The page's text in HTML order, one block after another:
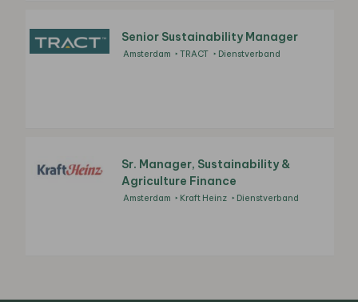
Senior Sustainability Manager
Amsterdam TRACT Dienstverband
Sr. Manager, Sustainability &
Agriculture Finance
Amsterdam Kraft Heinz Dienstverband